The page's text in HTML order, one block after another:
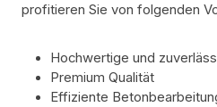
profitieren Sie von folgenden
Hochwertige und
Premium Qualität
Effiziente